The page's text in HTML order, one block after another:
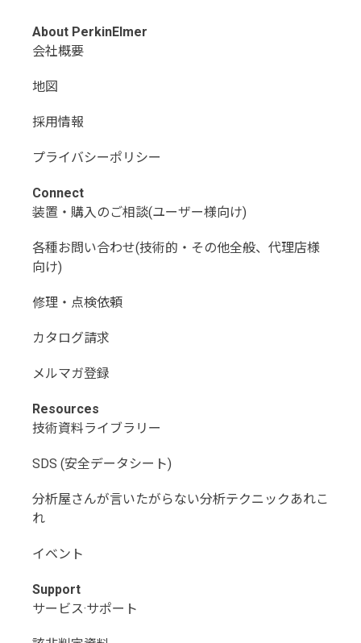
About PerkinElmer
会社概要
地図
採用情報
プライバシーポリシー
Connect
装置・購入のご相談(ユーザー様向け)
各種お問い合わせ(技術的・その他全般、代理店様
向け)
修理・点検依頼
カタログ請求
メルマガ登録
Resources
技術資料ライブラリー
SDS (安全データシート)
分析屋さんが言いたがらない分析テクニックあれこ
れ
イベント
Support
サービス·サポート